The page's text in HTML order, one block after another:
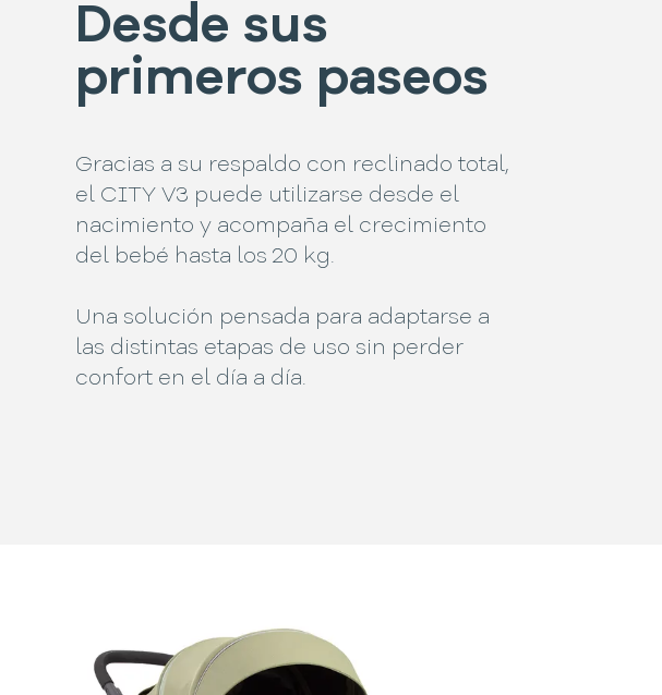
Desde sus
primeros paseos
Gracias a su respaldo con reclinado total,
el CITY V3 puede utilizarse desde el
nacimiento y acompaña el crecimiento
del bebé hasta los 20 kg.
Una solución pensada para adaptarse a
las distintas etapas de uso sin perder
confort en el día a día.